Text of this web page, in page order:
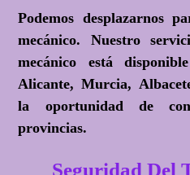
Podemos desplazarnos
mecánico. Nuestro
mecánico está
Alicante, Murcia,
la oportunidad de
provincias.
Seguridad Del